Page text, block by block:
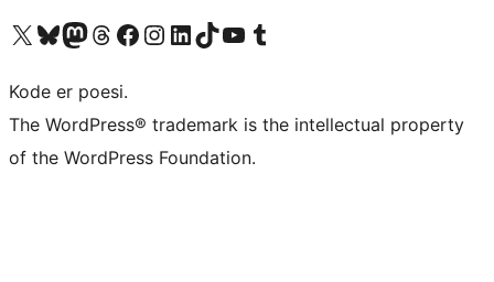
Besøk vår konto på X Visit our Bluesky account
Besøk vår Mastodon-konto
Visit our Threads account
Besøk vår Facebook-sideBesøk vår Instagram-konto
Besøk vår LinkedIn-konto
Visit our TikTok account
Visit our YouTube channel
Visit our Tumblr account
Kode er poesi.
The WordPress® trademark is the intellectual property
of the WordPress Foundation.